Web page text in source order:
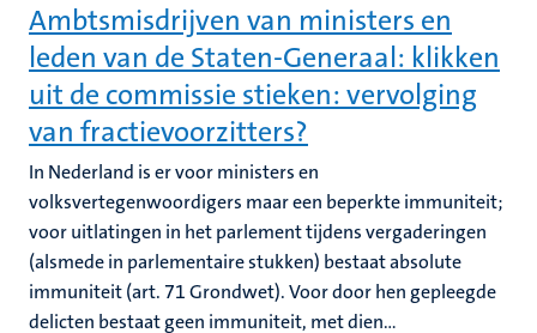
Ambtsmisdrijven van ministers en
leden van de Staten-Generaal: klikken
uit de commissie stieken: vervolging
van fractievoorzitters?
In Nederland is er voor ministers en
volksvertegenwoordigers maar een beperkte immuniteit;
voor uitlatingen in het parlement tijdens vergaderingen
(alsmede in parlementaire stukken) bestaat absolute
immuniteit (art. 71 Grondwet). Voor door hen gepleegde
delicten bestaat geen immuniteit, met dien...